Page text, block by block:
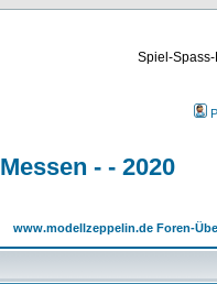
Spiel-
- - 2020
www.modellzeppelin.de Foren-